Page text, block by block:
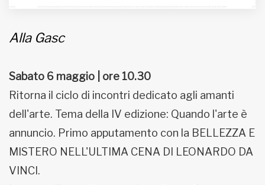
www.viveremilano.info
EDB edizioni - Via Brivio angolo C.
Imbonati, 89 20159 Milano (Italia)
Alla Gasc
Sabato 6 maggio | ore 10.30
Ritorna il ciclo di incontri dedicato agli amanti
dell'arte. Tema della IV edizione: Quando l'arte è
annuncio. Primo apputamento con la BELLEZZA E
MISTERO NELL'ULTIMA CENA DI LEONARDO DA
VINCI.